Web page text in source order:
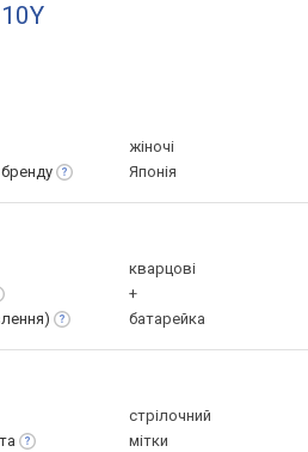
жіночі
бренду Японія
кварцові
+
батарейка
стрілочний
мітки